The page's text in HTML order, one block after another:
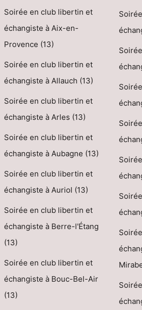
Soirée en club libertin et
échangiste à Aix-en-
Provence (13)
Soirée en club libertin et
échangiste à Allauch (13)
Soirée en club libertin et
échangiste à Arles (13)
Soirée en club libertin et
échangiste à Aubagne (13)
Soirée en club libertin et
échangiste à Auriol (13)
Soirée en club libertin et
échangiste à Berre-l'Étang
(13)
Soirée en club libertin et
échangiste à Bouc-Bel-Air
(13)